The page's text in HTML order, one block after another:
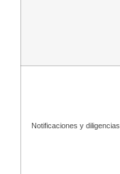
Notificaciones y diligencias